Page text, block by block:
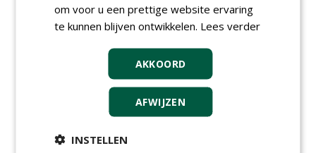
om voor u een prettige website ervaring
te kunnen blijven ontwikkelen. Lees verder
AKKOORD
AFWIJZEN
INSTELLEN